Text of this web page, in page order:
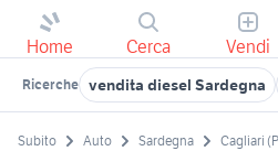
Home Cerca Vendi
Ricerche vendita diesel Sardegna
Subito Auto Sardegna Cagliari